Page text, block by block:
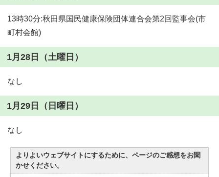
13時30分:秋田県国民健康保険団体連合会第2回監事会(市
町村会館)
1月28日（土曜日）
なし
1月29日（日曜日）
なし
よりよいウェブサイトにするために、ページのご感想をお聞
かせください。